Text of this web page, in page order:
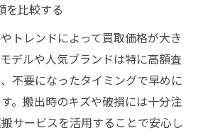
を比較する
トレンドによって買取価格が大き
デルや人気ブランドは特に高額査
不要になったタイミングで早めに
。搬出時のキズや破損には十分注
サービスを活用することで安心し